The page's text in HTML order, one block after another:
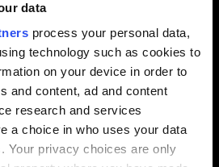
data
process your personal data,
technology such as cookies to
on your device in order to
and content, ad and content
research and services
a choice in who uses your data
Your privacy choices are only
니다. 이는 저희가 사용하는
관리와 Apple의 Game Controller
11.0 버전을 필요로 하기
칩에 대한 지원을 제공하려면
합니다.
러한 변화에 대비할 시간을
이러한 특정 운영 체제에 대한